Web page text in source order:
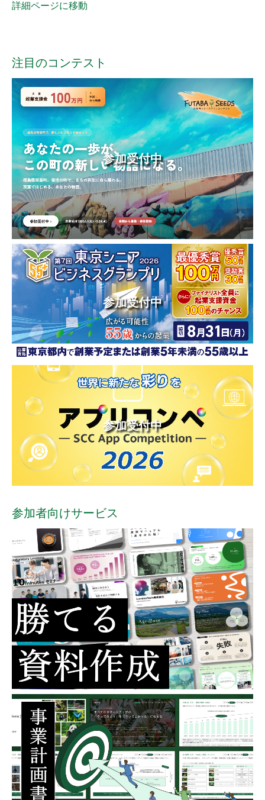
詳細ページに移動
注目のコンテスト
参加受付中
参加受付中
参加受付中
参加者向けサービス